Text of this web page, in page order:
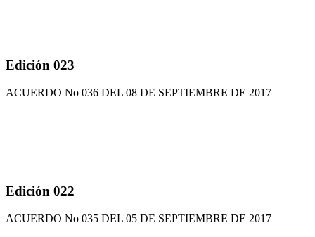
Edición 023
ACUERDO No 036 DEL 08 DE SEPTIEMBRE DE 2017
Edición 022
ACUERDO No 035 DEL 05 DE SEPTIEMBRE DE 2017